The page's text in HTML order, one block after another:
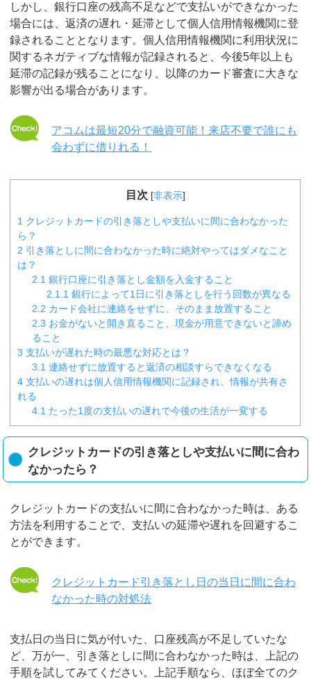
しかし、銀行口座の残高不足などで支払いができなかった
場合には、返済の遅れ・延滞として個人信用情報機関に登
録されることとなります。個人信用情報機関に利用状況に
関するネガティブな情報が記録されると、今後5年以上も
延滞の記録が残ることになり、以降のカード審査に大きな
影響が出る場合があります。
アコムは最短20分で融資可能！来店不要で誰にも
会わずに借りれる！
目次 [非表示]
1 クレジットカードの引き落としや支払いに間に合わなかった
ら？
2 引き落としに間に合わなかった時に絶対やってはダメなこと
は？
2.1 銀行口座に引き落とし金額を入金すること
2.1.1 銀行によって1日に引き落としを行う回数が異なる
2.2 カード会社に連絡をせずに、そのまま放置すること
2.3 お金がないと開き直ること、現金が用意できないと諦め
ること
3 支払いが遅れた時の最悪な対応とは？
3.1 連絡せずに放置すると返済の相談すらできなくなる
4 支払いの遅れは個人信用情報機関に記録され、情報が共有さ
れる
4.1 たった1度の支払いの遅れで今後の生活が一変する
クレジットカードの引き落としや支払いに間に合わ
なかったら？
クレジットカードの支払いに間に合わなかった時は、ある
方法を利用することで、支払いの延滞や遅れを回避するこ
とができます。
クレジットカード引き落とし日の当日に間に合わ
なかった時の対処法
支払日の当日に気が付いた、口座残高が不足していたな
ど、万が一、引き落としに間に合わなかった時は、上記の
手順を試してみてください。上記手順なら、ほぼ全てのク